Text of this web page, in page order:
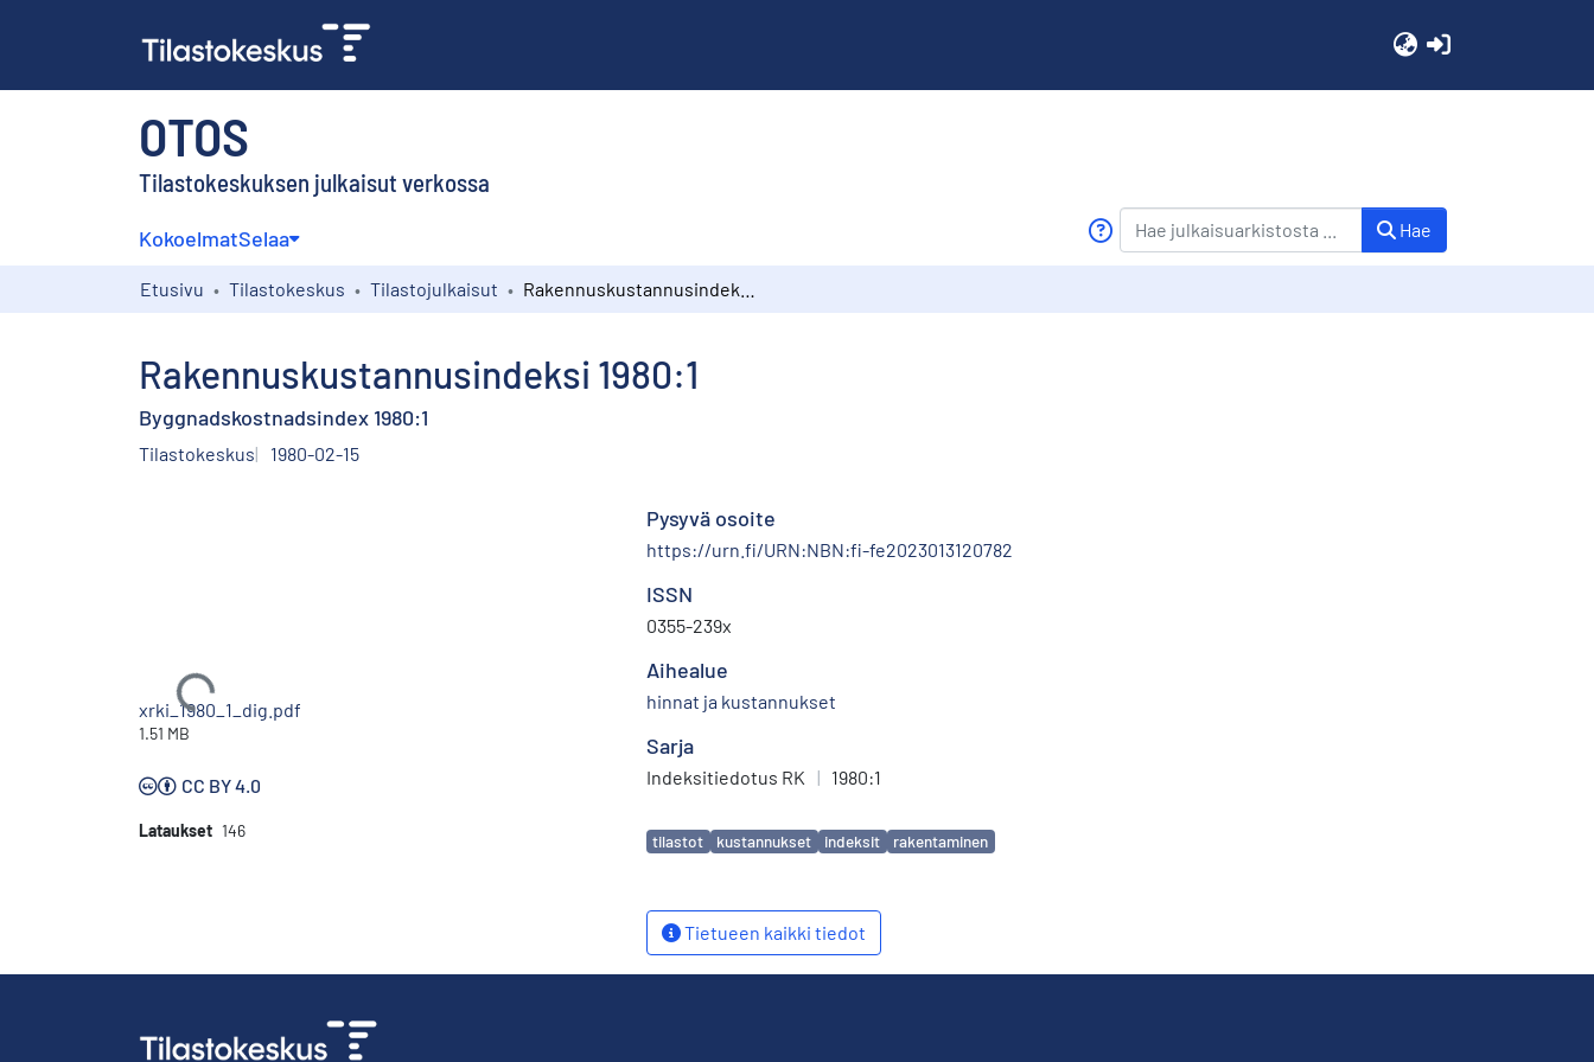
OTOS
Tilastokeskuksen julkaisut verkossa
KokoelmatSelaa Hae
Etusivu Tilastokeskus Tilastojulkaisut
Rakennuskustannusindeksi 1980:1
Byggnadskostnadsindex 1980:1
Tilastokeskus 1980-02-15
Ladataan...
xrki_1980_1_dig.pdf
1.51 MB
CC BY 4.0
Lataukset 146
Pysyvä osoite
https://urn.fi/URN:NBN:fi-fe2023013120782
ISSN
0355-239x
Aihealue
hinnat ja kustannukset
Sarja
Indeksitiedotus RK | 1980:1
Avainsanat
tilastot kustannukset indeksit rakentaminen
Tietueen kaikki tiedot